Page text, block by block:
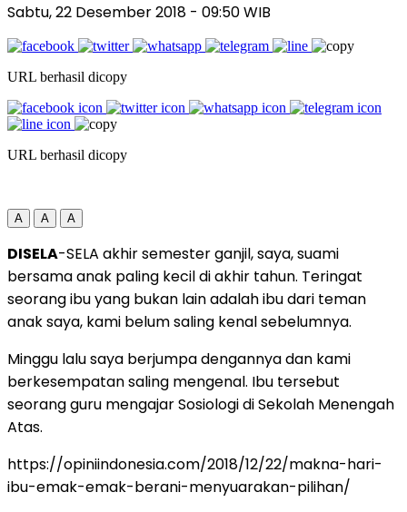
Sabtu, 22 Desember 2018 - 09:50 WIB
URL berhasil dicopy
URL berhasil dicopy
A A A
DISELA-SELA akhir semester ganjil, saya, suami
bersama anak paling kecil di akhir tahun. Teringat
seorang ibu yang bukan lain adalah ibu dari teman
anak saya, kami belum saling kenal sebelumnya.
Minggu lalu saya berjumpa dengannya dan kami
berkesempatan saling mengenal. Ibu tersebut
seorang guru mengajar Sosiologi di Sekolah Menengah
Atas.
https://opiniindonesia.com/2018/12/22/makna-hari-
ibu-emak-emak-berani-menyuarakan-pilihan/